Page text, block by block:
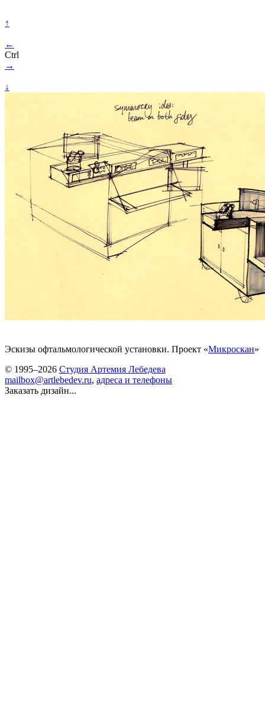
↑
←
Ctrl
→
↓
Эскизы офтальмологической установки. Проект «Микроскан»
© 1995–2026 Студия Артемия Лебедева
mailbox@artlebedev.ru, адреса и телефоны
Заказать дизайн...